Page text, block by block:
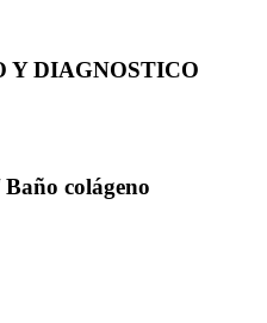
Y DIAGNOSTICO
colágeno